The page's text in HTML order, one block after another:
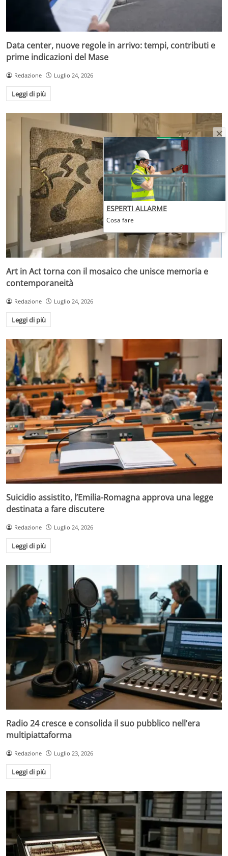
Data center, nuove regole in arrivo: tempi, contributi e
prime indicazioni del Mase
Redazione Luglio 24, 2026
Leggi di più
Art in Act torna con il mosaico che unisce memoria e
contemporaneità
Redazione Luglio 24, 2026
Leggi di più
Suicidio assistito, l’Emilia-Romagna approva una legge
destinata a fare discutere
Redazione Luglio 24, 2026
Leggi di più
Radio 24 cresce e consolida il suo pubblico nell’era
multipiattaforma
Redazione Luglio 23, 2026
Leggi di più
ESPERTI ALLARME
Cosa fare